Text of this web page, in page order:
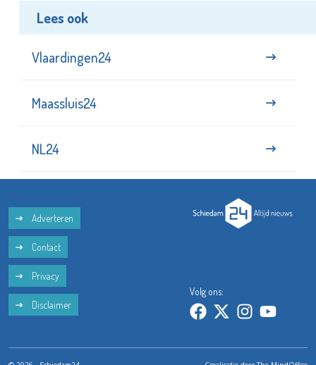
Lees ook
Vlaardingen24
Maassluis24
NL24
Adverteren
Contact
Privacy
Disclaimer
Volg ons: